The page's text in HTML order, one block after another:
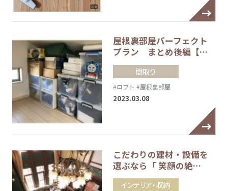
屋根裏部屋パーフェクト
プラン まとめ後編【…
間取り
#ロフト #屋根裏部屋
2023.03.08
こだわりの建材・設備を
選ぶなら「 笑顔の絶…
インテリア・収納